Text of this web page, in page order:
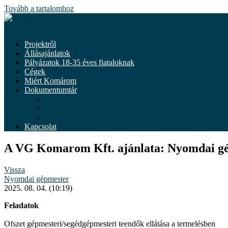
Tovább a tartalomhoz
Projektről
Állásajánlatok
Pályázatok 18-35 éves fiataloknak
Cégek
Miért Komárom
Dokumentumtár
Kapcsolat
A VG Komarom Kft. ajánlata: Nyomdai
Vissza
Nyomdai gépmester
2025. 08. 04. (10:19)
Feladatok
Ofszet gépmesteri/segédgépmesteri teendők ellátása a termelésben